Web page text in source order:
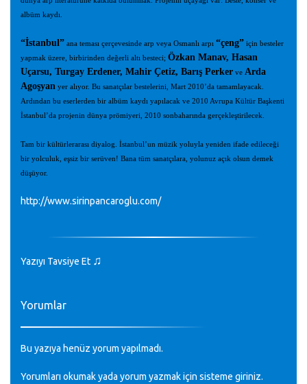
albüm kaydı.
“İstanbul” ana teması çerçevesinde arp veya Osmanlı arpı “çeng” için besteler
yapmak üzere, birbirinden değerli altı besteci; Özkan Manav, Hasan
Uçarsu, Turgay Erdener, Mahir Çetiz, Barış Perker ve Arda
Agoşyan yer alıyor. Bu sanatçılar bestelerini, Mart 2010’da tamamlayacak.
Ardından bu eserlerden bir albüm kaydı yapılacak ve 2010 Avrupa Kültür Başkenti
İstanbul’da projenin dünya prömiyeri, 2010 sonbaharında gerçekleştirilecek.
Tam bir kültürlerarası diyalog. İstanbul’un müzik yoluyla yeniden ifade edileceği
bir yolculuk, eşsiz bir serüven! Bana tüm sanatçılara, yolunuz açık olsun demek
düşüyor.
http://www.sirinpancaroglu.com/
Yazıyı Tavsiye Et ♫
Yorumlar
Bu yazıya henüz yorum yapılmadı.
Yorumları okumak yada yorum yazmak için sisteme giriniz.